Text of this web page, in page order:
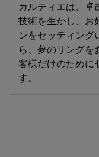
カルティエは、卓
技術を生かし、お
ンをセッティング
ら、夢のリングを
客様だけのために
す。